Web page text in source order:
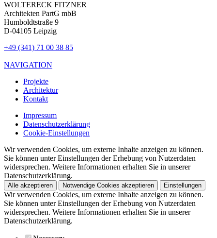
WOLTERECK FITZNER
Architekten PartG mbB
Humboldtstraße 9
D-04105 Leipzig
+49 (341) 71 00 38 85
NAVIGATION
Projekte
Architektur
Kontakt
Impressum
Datenschutzerklärung
Cookie-Einstellungen
Wir verwenden Cookies, um externe Inhalte anzeigen zu können.
Sie können unter Einstellungen der Erhebung von Nutzerdaten
widersprechen. Weitere Informationen erhalten Sie in unserer
Datenschutzerklärung.
Alle akzeptieren Notwendige Cookies akzeptieren Einstellungen
Wir verwenden Cookies, um externe Inhalte anzeigen zu können.
Sie können unter Einstellungen der Erhebung von Nutzerdaten
widersprechen. Weitere Informationen erhalten Sie in unserer
Datenschutzerklärung.